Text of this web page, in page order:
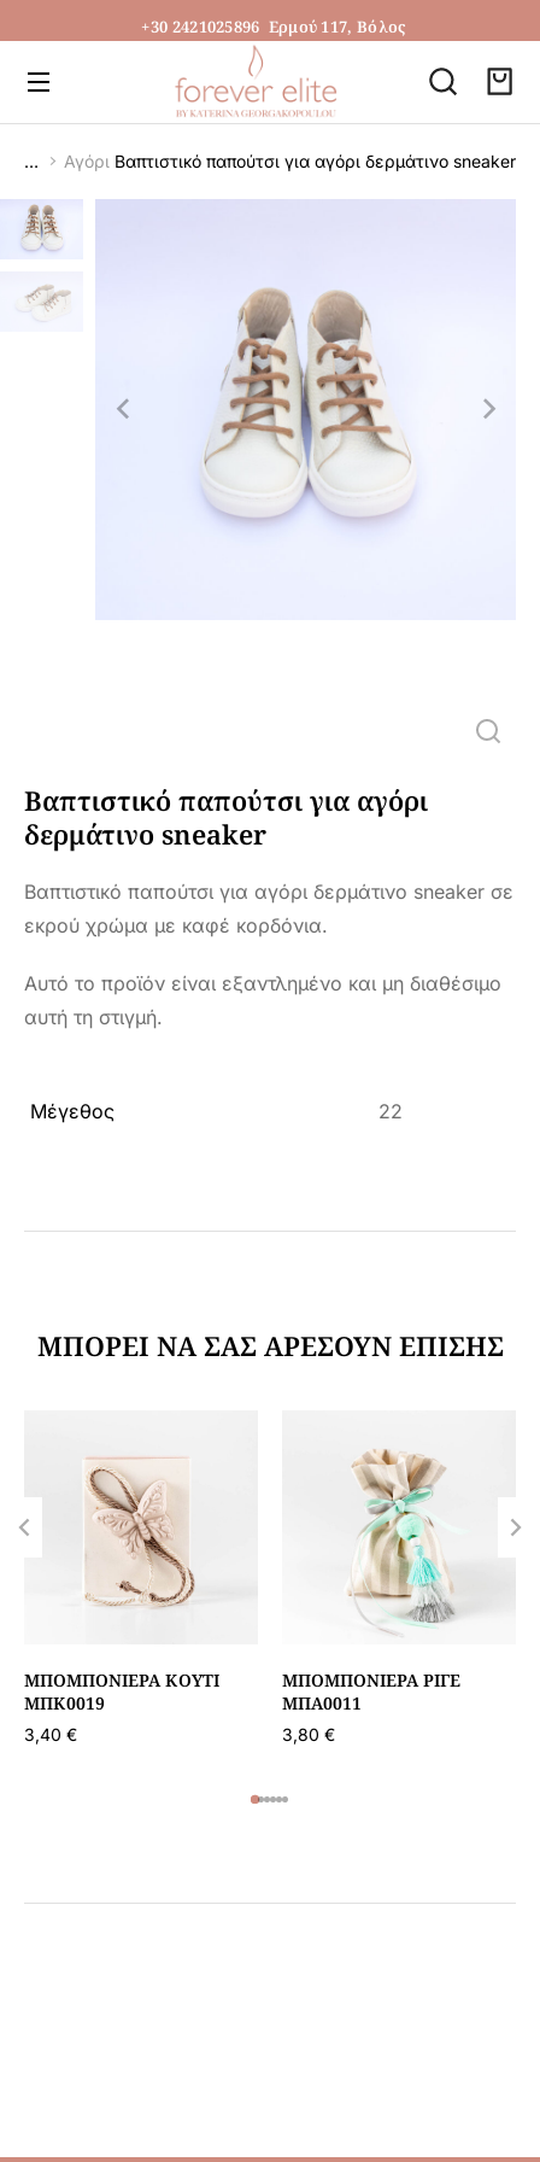
+30 2421025896 Ερμού 117, Βόλος
You are here:
Αγόρι Βαπτιστικό παπούτσι για αγόρι δερμάτινο sneaker
Βαπτιστικό παπούτσι για αγόρι
δερμάτινο sneaker
Βαπτιστικό παπούτσι για αγόρι δερμάτινο sneaker σε
εκρού χρώμα με καφέ κορδόνια.
Αυτό το προϊόν είναι εξαντλημένο και μη διαθέσιμο
αυτή τη στιγμή.
Μέγεθος 22
ΜΠΟΡΕΊ ΝΑ ΣΑΣ ΑΡΈΣΟΥΝ ΕΠΊΣΗΣ
ΜΠΟΜΠΟΝΙΈΡΑ ΚΟΥΤΊ
ΜΠΚ0019
3,40 €
ΜΠΟΜΠΟΝΙΈΡΑ ΡΙΓΈ
ΜΠΑ0011
3,80 €